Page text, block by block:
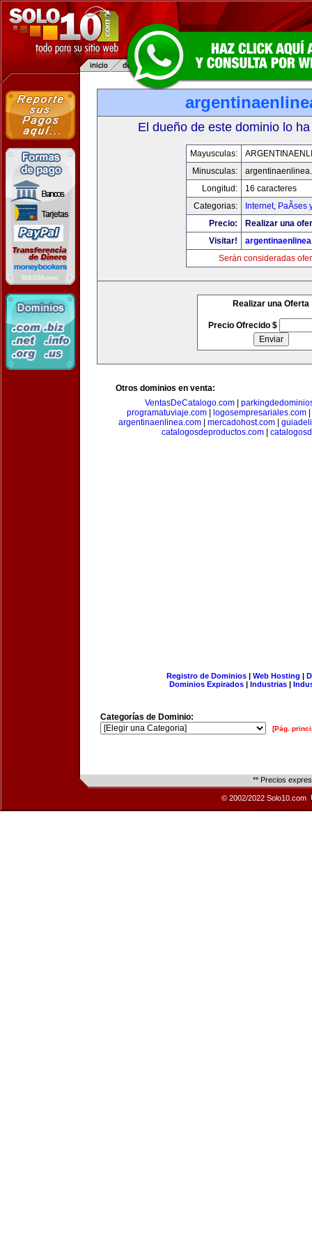
El dueño de este dominio lo
Mayusculas:
Minusculas:
Longitud:
16 caracteres
Categorias:
Internet, PaÃ­ses
Precio:
Realizar una
Visitar!
Serán consideradas
Realizar una Oferta
Precio Ofrecido $
Otros dominios en venta:
VentasDeCatalogo.com|
programatuviaje.com| logosempresariales.com|
argentinaenlinea.com| mercadohost.com|
catalogosdeproductos.com
Registro de Dominios| Web Hosting |
Dominios Expirados | Industrias |
Categorías de Dominio:
[Pág.
** Precios
© 2002/2022 Solo10.com